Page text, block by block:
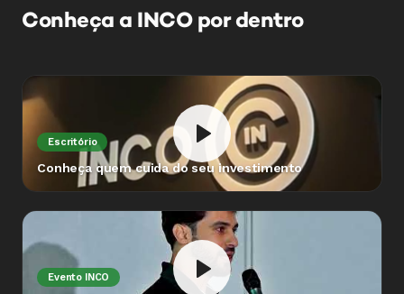
Conheça a INCO por dentro
Escritório
Conheça quem cuida do seu investimento
Evento INCO